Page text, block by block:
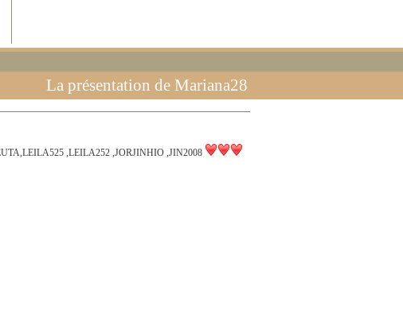
La présentation de Mariana28
,LEILA252 ,JORJINHIO ,JIN2008